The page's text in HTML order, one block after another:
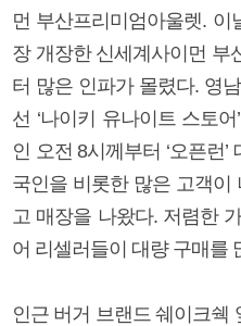
먼 부산프리미엄아울렛. 이
장 개장한 신세계사이먼 부
터 많은 인파가 몰렸다. 영
선 ‘나이키 유나이트 스토
인 오전 8시께부터 ‘오픈런
국인을 비롯한 많은 고객이
고 매장을 나왔다. 저렴한
어 리셀러들이 대량 구매를
인근 버거 브랜드 쉐이크쉑